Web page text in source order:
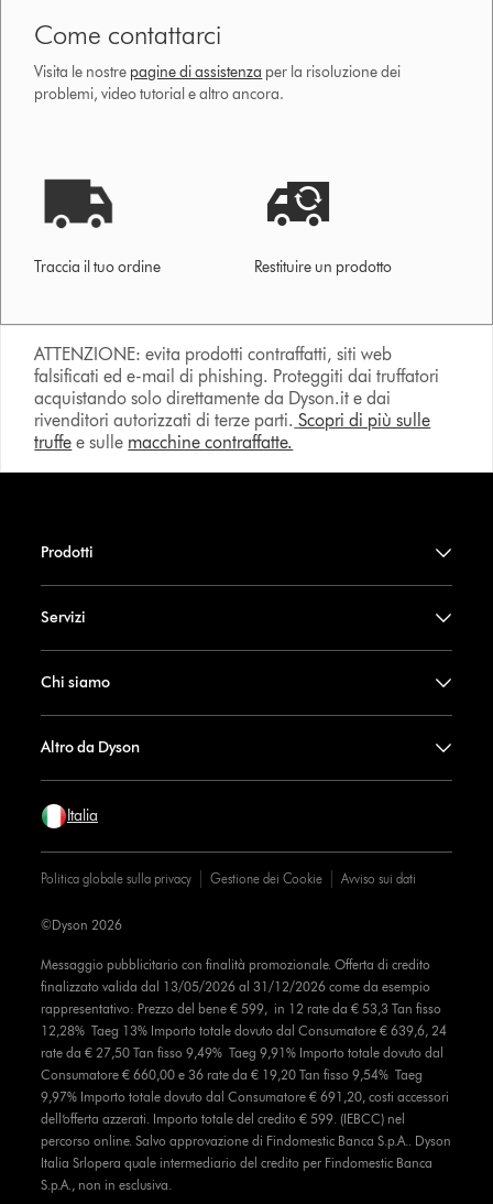
Come contattarci
Visita le nostre pagine di assistenza per la risoluzione dei
problemi, video tutorial e altro ancora.
Traccia il tuo ordine Restituire un prodotto
ATTENZIONE: evita prodotti contraffatti, siti web
falsificati ed e-mail di phishing. Proteggiti dai truffatori
acquistando solo direttamente da Dyson.it e dai
rivenditori autorizzati di terze parti. Scopri di più sulle
truffe e sulle macchine contraffatte.
Prodotti
Servizi
Chi siamo
Altro da Dyson
Italia
Politica globale sulla privacy Gestione dei Cookie Avviso sui dati
Messaggio pubblicitario con finalità promozionale. Offerta di credito
finalizzato valida dal 13/05/2026 al 31/12/2026 come da esempio
rappresentativo: Prezzo del bene € 599, in 12 rate da € 53,3 Tan fisso
12,28% Taeg 13% Importo totale dovuto dal Consumatore € 639,6, 24
rate da € 27,50 Tan fisso 9,49% Taeg 9,91% Importo totale dovuto dal
Consumatore € 660,00 e 36 rate da € 19,20 Tan fisso 9,54% Taeg
9,97% Importo totale dovuto dal Consumatore € 691,20, costi accessori
dell’offerta azzerati. Importo totale del credito € 599. (IEBCC) nel
percorso online. Salvo approvazione di Findomestic Banca S.p.A.. Dyson
Italia Srlopera quale intermediario del credito per Findomestic Banca
S.p.A., non in esclusiva.
©Dyson 2026